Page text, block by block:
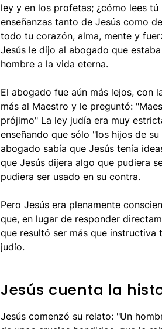
ley y en los profetas; ¿cómo lees
enseñanzas tanto de Jesús como
todo tu corazón, alma, mente y
Jesús le dijo al abogado que
hombre a la vida eterna.
El abogado fue aún más lejos, con
más al Maestro y le preguntó:
prójimo" La ley judía era muy
enseñando que sólo "los hijos de
abogado sabía que Jesús tenía
que Jesús dijera algo que pudiera
pudiera ser usado en su contra.
Pero Jesús era plenamente
que, en lugar de responder
que resultó ser más que
judío.
Jesús cuenta la
Jesús comenzó su relato: "Un